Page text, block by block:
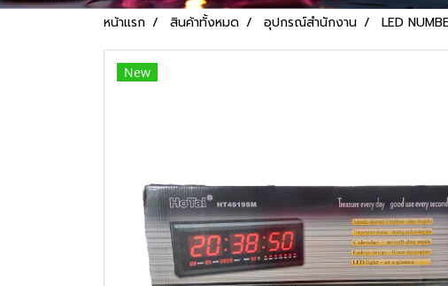
หน้าแรก สินค้าทั้งหมด อุปกรณ์สำนักงาน LED
New